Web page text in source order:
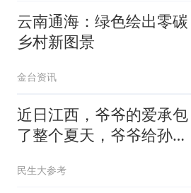
云南通海：绿色绘出零碳
乡村新图景
金台资讯
近日江西，爷爷的爱承包
了整个夏天，爷爷给孙子
泳池
民生大参考